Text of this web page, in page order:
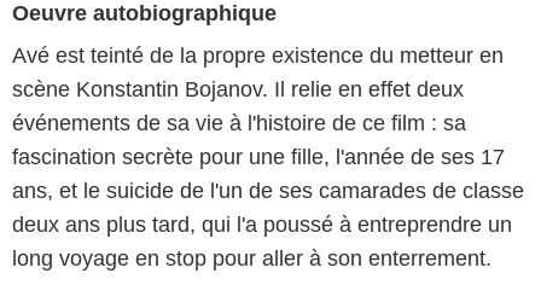
Oeuvre autobiographique
Avé est teinté de la propre existence du metteur en
scène Konstantin Bojanov. Il relie en effet deux
événements de sa vie à l'histoire de ce film : sa
fascination secrète pour une fille, l'année de ses 17
ans, et le suicide de l'un de ses camarades de classe
deux ans plus tard, qui l'a poussé à entreprendre un
long voyage en stop pour aller à son enterrement.